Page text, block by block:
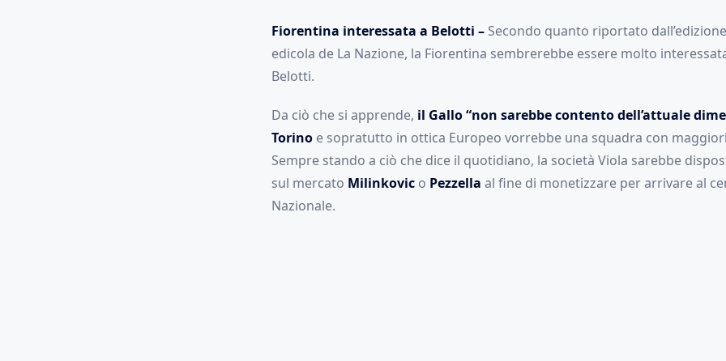
Fiorentina interessata a Belotti –Secondo quanto riportato
edicola de La Nazione, la Fiorentina sembrerebbe essere molto
Belotti.
Da ciò che si apprende, il Gallo “non sarebbe contento dell’attuale
Torinoe sopratutto in ottica Europeo vorrebbe una squadra con
Sempre stando a ciò che dice il quotidiano, la società Viola sarebbe
sul mercato Milinkovico Pezzella al fine di monetizzare per arrivare al
Nazionale.